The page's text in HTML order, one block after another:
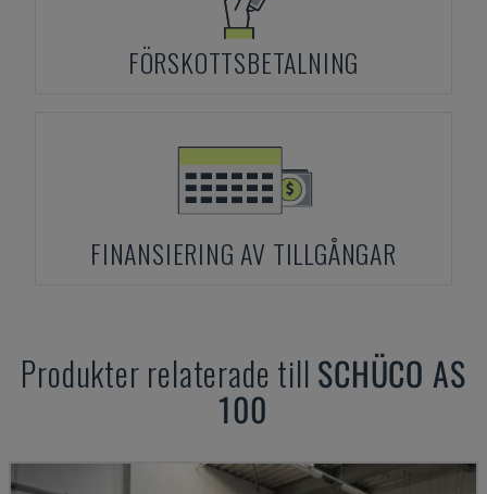
FÖRSKOTTSBETALNING
FINANSIERING AV TILLGÅNGAR
Produkter relaterade till SCHÜCO AS
100